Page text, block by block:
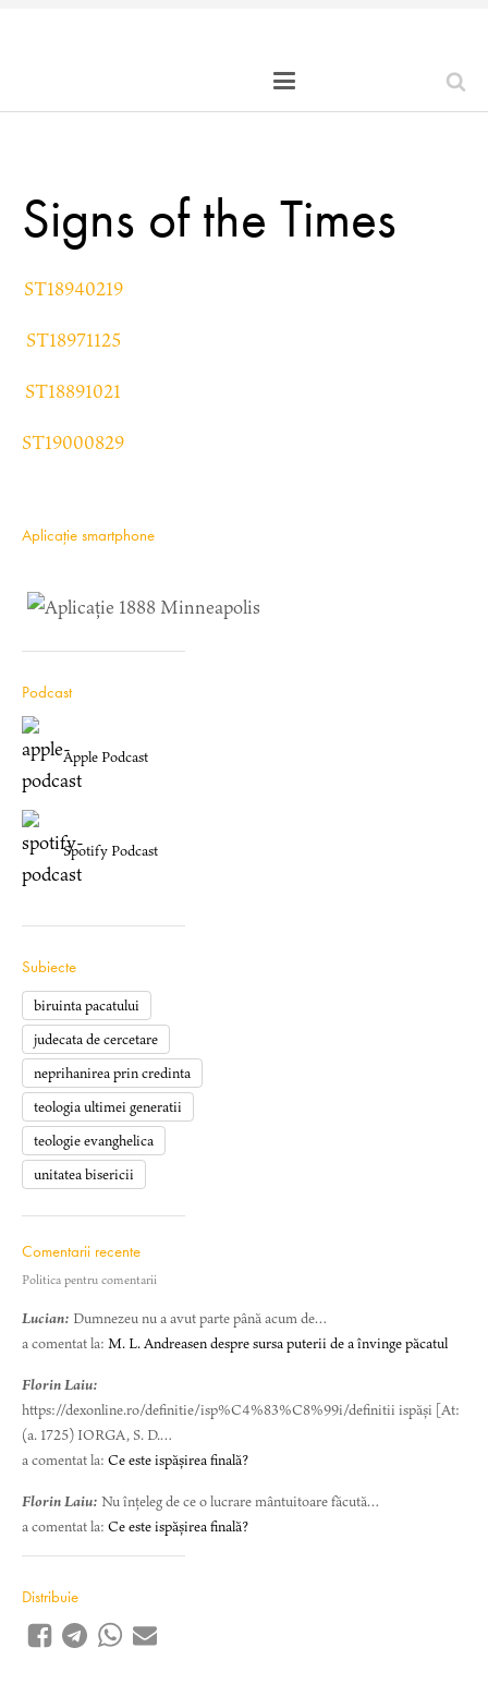
Signs of the Times
ST18940219
ST18971125
ST18891021
ST19000829
Aplicație smartphone
Podcast
Apple Podcast
Spotify Podcast
Subiecte
biruinta pacatului
judecata de cercetare
neprihanirea prin credinta
teologia ultimei generatii
teologie evanghelica
unitatea bisericii
Comentarii recente
Politica pentru comentarii
Lucian: Dumnezeu nu a avut parte până acum de…
a comentat la: M. L. Andreasen despre sursa puterii de a învinge păcatul
Florin Laiu:
https://dexonline.ro/definitie/isp%C4%83%C8%99i/definitii ispăși [At:
(a. 1725) IORGA, S. D.…
a comentat la: Ce este ispășirea finală?
Florin Laiu: Nu înțeleg de ce o lucrare mântuitoare făcută…
a comentat la: Ce este ispășirea finală?
Distribuie